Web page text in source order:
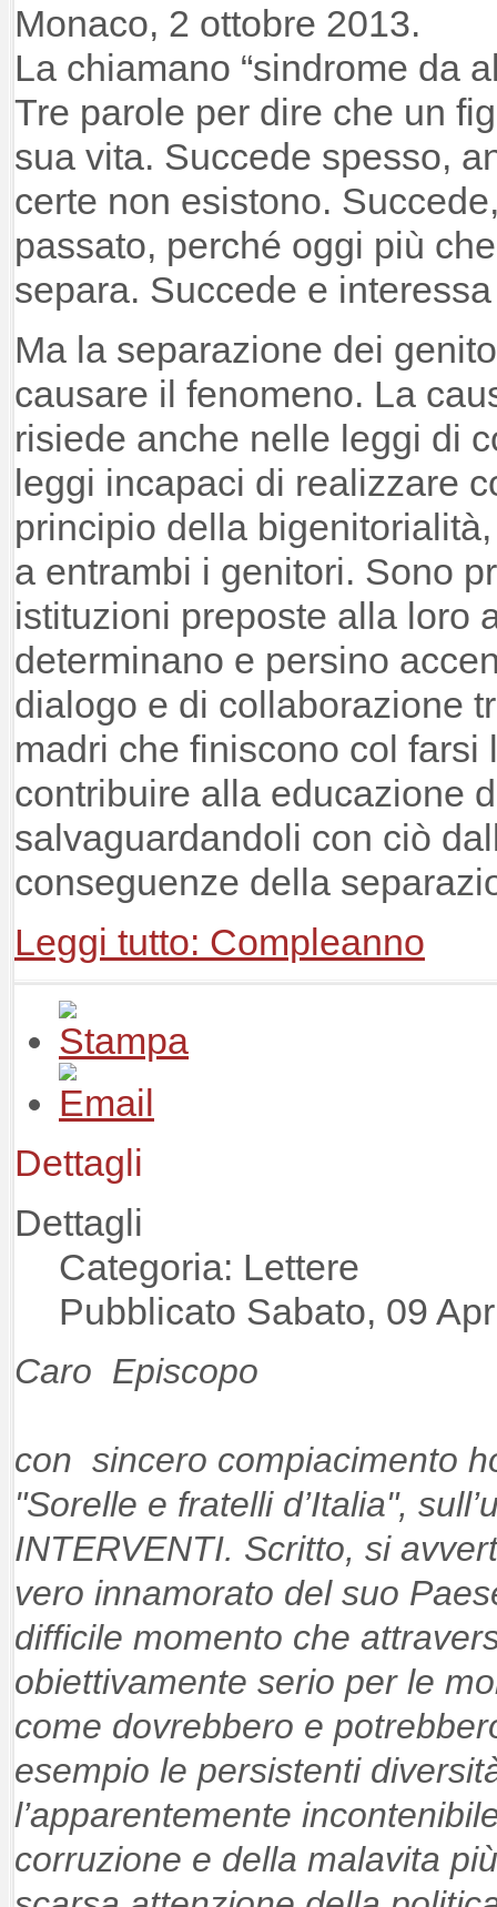
Monaco, 2 ottobre 2013.
La chiamano “sindrome da
Tre parole per dire che un
sua vita. Succede spesso,
certe non esistono.
passato, perché oggi più
separa. Succede e
Ma la separazione dei
causare il fenomeno. La
risiede anche nelle leggi di
leggi incapaci di realizzare
principio della
a entrambi i genitori. Sono
istituzioni preposte alla loro
determinano e persino
dialogo e di collaborazione
madri che finiscono col farsi
contribuire alla educazione
salvaguardandoli con ciò
conseguenze della
Leggi tutto: Compleanno
Dettagli
Dettagli
Categoria: Lettere
Pubblicato Sabato, 09
Caro Episcopo
con sincero compiacimento
"Sorelle e fratelli d’Italia",
INTERVENTI. Scritto, si
vero innamorato del suo
difficile momento che
obiettivamente serio per le
come dovrebbero e
esempio le persistenti
l’apparentemente
corruzione e della malavita